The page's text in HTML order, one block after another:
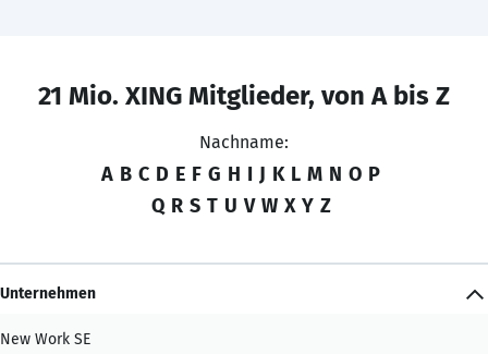
21 Mio. XING Mitglieder, von A bis Z
Nachname:
A B C D E F G H I J K L M N O P
Q R S T U V W X Y Z
Unternehmen
New Work SE